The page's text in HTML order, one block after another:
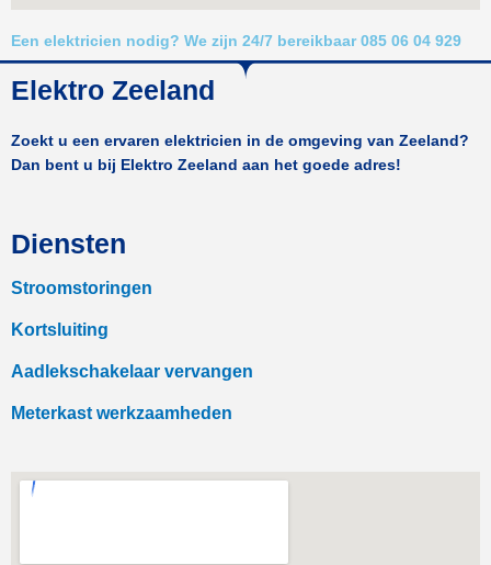
Een elektricien nodig? We zijn 24/7 bereikbaar 085 06 04 929
Elektro Zeeland
Zoekt u een ervaren elektricien in de omgeving van Zeeland?
Dan bent u bij Elektro Zeeland aan het goede adres!
Diensten
Stroomstoringen
Kortsluiting
Aadlekschakelaar vervangen
Meterkast werkzaamheden